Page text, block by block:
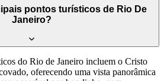
pontos turísticos de Rio De
Janeiro?
do Rio de Janeiro incluem o Cristo
oferecendo uma vista panorâmica